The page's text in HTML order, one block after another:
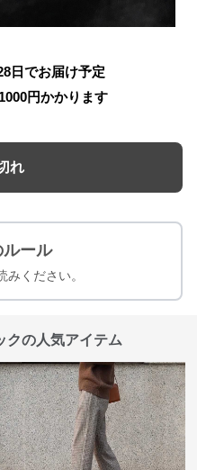
日でお届け予定
1000円かかります
れ
ルール
みください。
クの人気アイテム